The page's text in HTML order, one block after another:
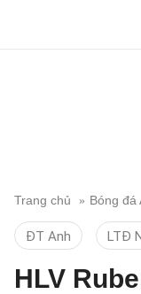
Trang chủ Bóng đá
ĐT Anh LTĐ
HLV